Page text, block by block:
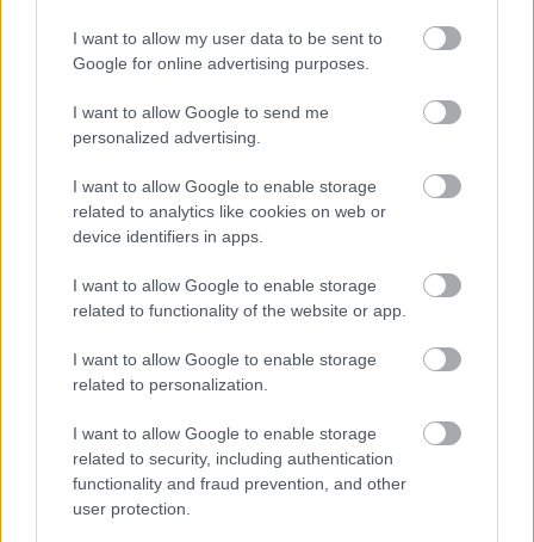
I want to allow my user data to be sent to
Google for online advertising purposes.
I want to allow Google to send me
personalized advertising.
I want to allow Google to enable storage
related to analytics like cookies on web or
device identifiers in apps.
I want to allow Google to enable storage
related to functionality of the website or app.
I want to allow Google to enable storage
related to personalization.
I want to allow Google to enable storage
related to security, including authentication
functionality and fraud prevention, and other
user protection.
FONÓS LEMEZ LETT AZ ÉV JAZZ ALBUMA
A bejegyzés trackback címe:
https://kulturpart.hu/api/trackback/id/7823516
A hozzászólások avonatkozó jogszabályokértelmében felhasználói tartalomnak
minősülnek, értük aszolgáltatás technikaiüzemeltetője semmilyen felelősséget
nem vállal, azokat nem ellenőrzi. Kifogás esetén forduljon a blog szerkesztőjéhez.
Felhasználási feltételekben adatvédelmi tájékoztatóban